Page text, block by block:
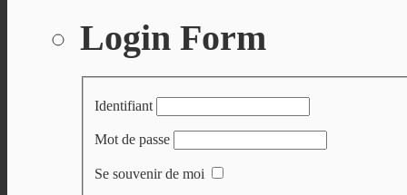
Login Form
Identifiant
Mot de passe
Se souvenir de moi